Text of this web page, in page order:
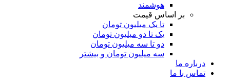
هوشمند
بر اساس قیمت
تا یک میلیون تومان
یک تا دو میلیون تومان
دو تا سه میلیون تومان
سه میلیون تومان و بیشتر
درباره ما
تماس با ما